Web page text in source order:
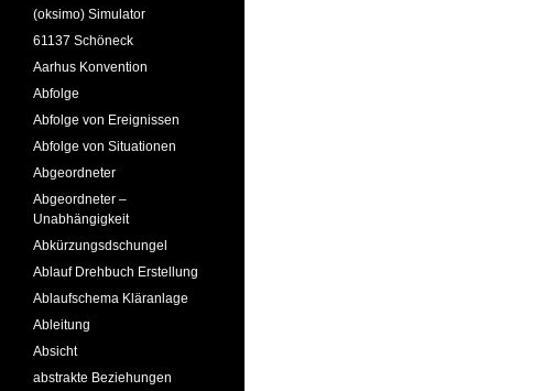
(oksimo) Simulator
61137 Schöneck
Aarhus Konvention
Abfolge
Abfolge von Ereignissen
Abfolge von Situationen
Abgeordneter
Abgeordneter –
Unabhängigkeit
Abkürzungsdschungel
Ablauf Drehbuch Erstellung
Ablaufschema Kläranlage
Ableitung
Absicht
abstrakte Beziehungen